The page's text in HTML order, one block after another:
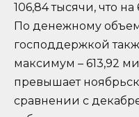
106,84 тысячи, что
По денежному
господдержкой
максимум – 613,92
превышает
сравнении с